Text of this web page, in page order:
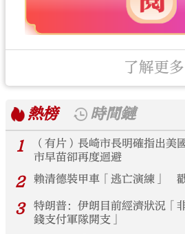
了解更多
熱榜
時間鏈
1
（有片）長崎市長明確指出
市早苗卻再度迴避
2 賴清德裝甲車「逃亡演練」
3
特朗普：伊朗目前經濟狀況「
錢支付軍隊開支」